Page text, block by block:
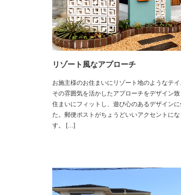
リゾート風なアプローチ
お施主様のお住まいにリゾート地のようなテイ
その雰囲気を活かしたアプローチをデザイン
住まいにフィットし、遊び心のあるデザイン
た。郵便ポストがちょうどいいアクセントにな
す。 […]